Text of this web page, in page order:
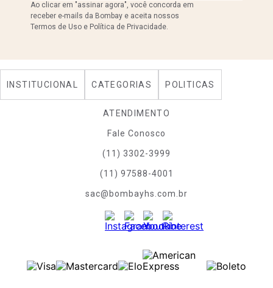
Ao clicar em "assinar agora", você concorda em
receber e-mails da Bombay e aceita nossos
Termos de Uso e Política de Privacidade.
INSTITUCIONAL CATEGORIAS POLITICAS
ATENDIMENTO
Fale Conosco
(11) 3302-3999
(11) 97588-4001
sac@bombayhs.com.br